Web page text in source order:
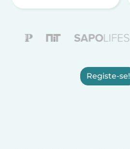
Registe-se!